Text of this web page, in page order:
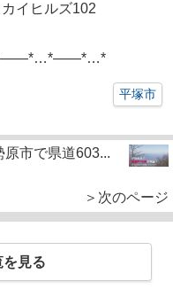
イヒルズ102
平塚市
原市で県道603...
＞次のページ
を見る